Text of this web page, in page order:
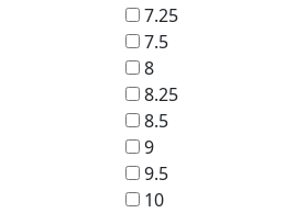
7.25
7.5
8
8.25
8.5
9
9.5
10